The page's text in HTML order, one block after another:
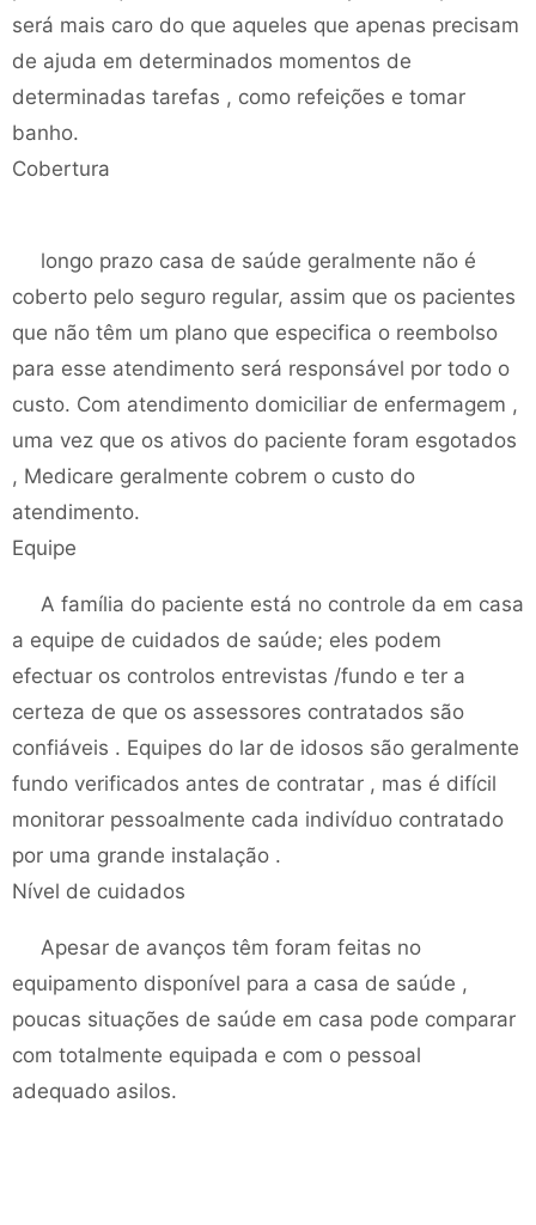
será mais caro do que aqueles que apenas precisam
de ajuda em determinados momentos de
determinadas tarefas , como refeições e tomar
banho.
Cobertura
longo prazo casa de saúde geralmente não é
coberto pelo seguro regular, assim que os pacientes
que não têm um plano que especifica o reembolso
para esse atendimento será responsável por todo o
custo. Com atendimento domiciliar de enfermagem ,
uma vez que os ativos do paciente foram esgotados
, Medicare geralmente cobrem o custo do
atendimento.
Equipe
A família do paciente está no controle da em casa
a equipe de cuidados de saúde; eles podem
efectuar os controlos entrevistas /fundo e ter a
certeza de que os assessores contratados são
confiáveis ​​. Equipes do lar de idosos são geralmente
fundo verificados antes de contratar , mas é difícil
monitorar pessoalmente cada indivíduo contratado
por uma grande instalação .
Nível de cuidados
Apesar de avanços têm foram feitas no
equipamento disponível para a casa de saúde ,
poucas situações de saúde em casa pode comparar
com totalmente equipada e com o pessoal
adequado asilos.